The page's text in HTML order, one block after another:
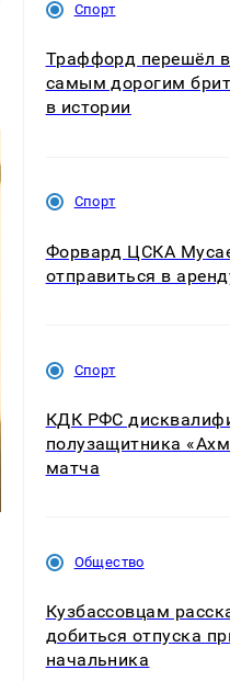
Спорт
Траффорд перешёл
самым дорогим
в истории
Спорт
Форвард ЦСКА
отправиться в
Спорт
КДК РФС
полузащитника
матча
Общество
Кузбассовцам
добиться отпуска
начальника